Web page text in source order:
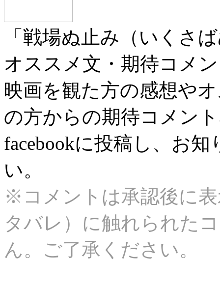
「戦場ぬ止み（いくさ
オススメ文・期待コメ
映画を観た方の感想や
の方からの期待コメン
facebookに投稿し、お
い。
※コメントは承認後に
タバレ）に触れられた
ん。ご了承ください。